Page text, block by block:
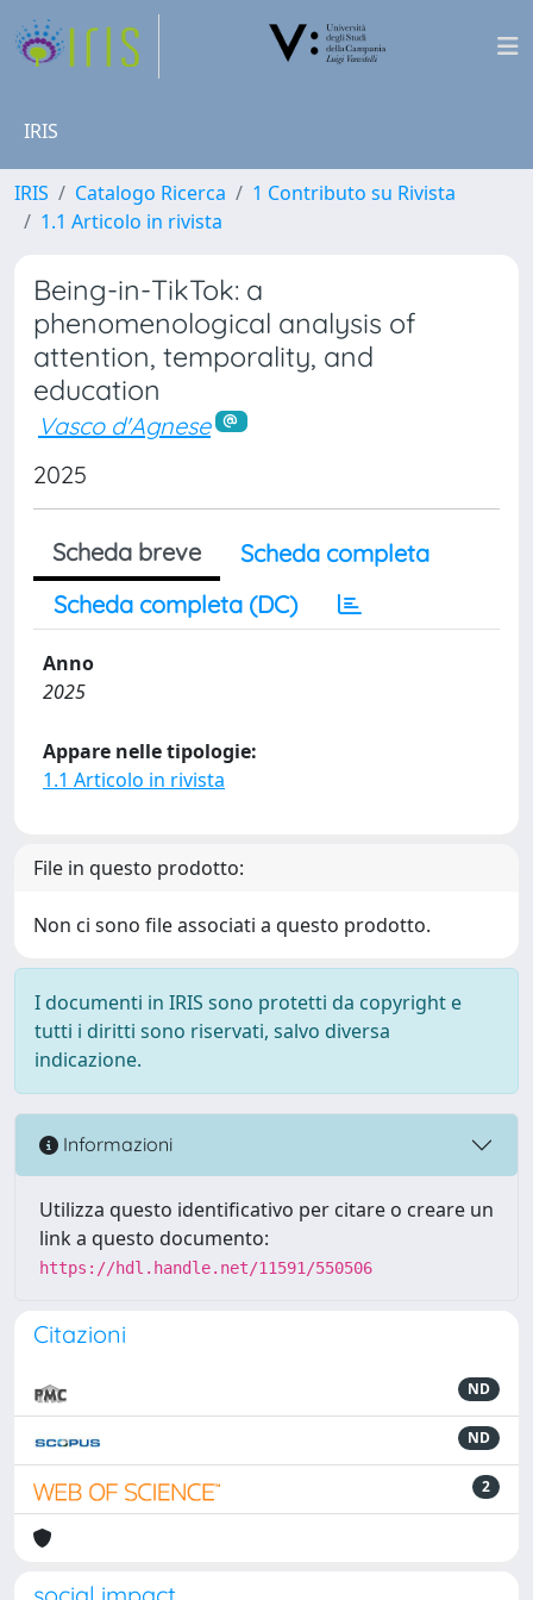
IRIS
IRIS Catalogo Ricerca
1 Contributo su Rivista
1.1 Articolo in rivista
Being-in-TikTok: a
phenomenological analysis of
attention, temporality, and
education
Vasco d'Agnese
2025
Scheda breve
Scheda completa
Scheda completa (DC)
Anno
2025
Appare nelle tipologie:
1.1 Articolo in rivista
File in questo prodotto:
Non ci sono file associati a questo prodotto.
I documenti in IRIS sono protetti da copyright e
tutti i diritti sono riservati, salvo diversa
indicazione.
Informazioni
Utilizza questo identificativo per citare o creare un
link a questo documento:
https://hdl.handle.net/11591/550506
Citazioni
ND
ND
2